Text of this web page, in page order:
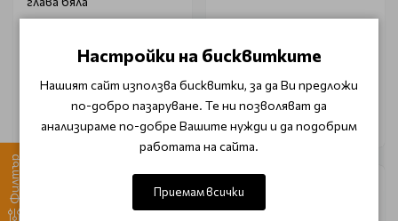
Филтър
€ 4.35 (8.50 лв.) € 2.51 (4.90 лв.)
Настройки на бисквитките
Нашият сайт използва бисквитки, за да Ви предложи
по-добро пазаруване. Те ни позволяват да
анализираме по-добре Вашите нужди и да подобрим
работата на сайта.
Приемам всички